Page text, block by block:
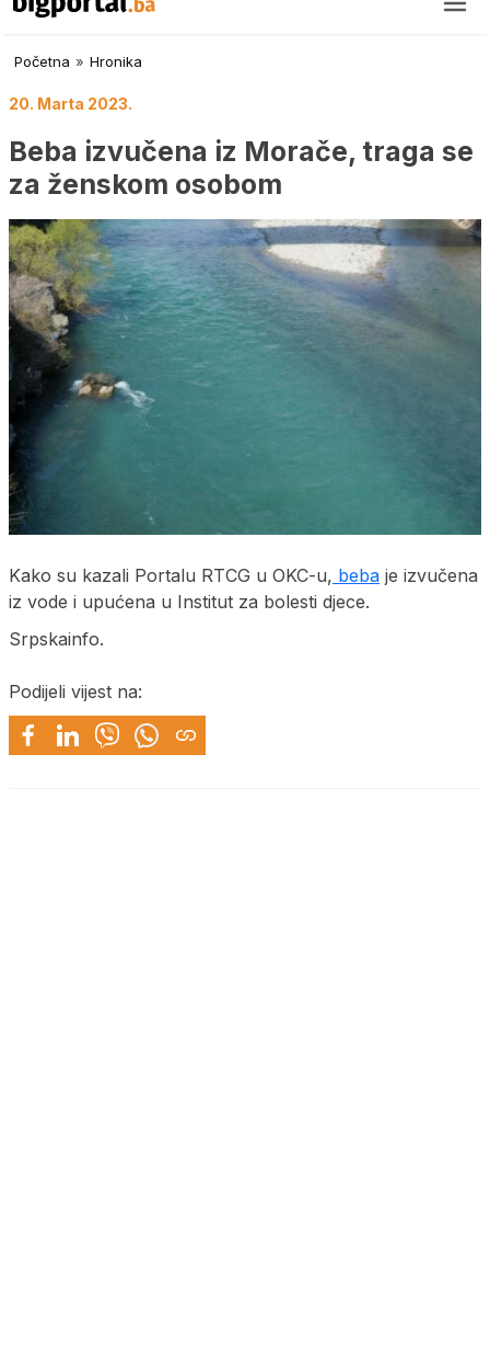
Početna » Hronika
20. Marta 2023.
Beba izvučena iz Morače, traga se
za ženskom osobom
Kako su kazali Portalu RTCG u OKC-u, beba je izvučena
iz vode i upućena u Institut za bolesti djece.
Srpskainfo.
Podijeli vijest na: